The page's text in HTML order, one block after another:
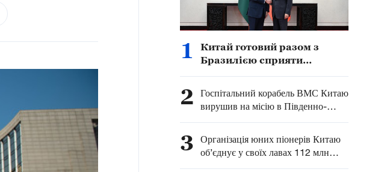
1
Китай готовий разом з
Бразилією сприяти
співробітництва між
Китаєм та Латинською
Америкою — глава МЗС
КНР
2 Госпітальний корабель ВМС Китаю
вирушив на місію в Південно-
Китайське море
3 Організація юних піонерів Китаю
об’єднує у своїх лавах 112 млн
китайських дітей